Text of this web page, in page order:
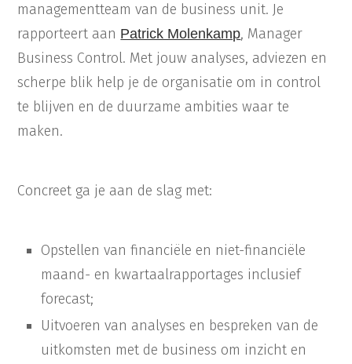
managementteam van de business unit. Je
rapporteert aan Patrick Molenkamp, Manager
Business Control. Met jouw analyses, adviezen en
scherpe blik help je de organisatie om in control
te blijven en de duurzame ambities waar te
maken.
Concreet ga je aan de slag met:
Opstellen van financiële en niet-financiële
maand- en kwartaalrapportages inclusief
forecast;
Uitvoeren van analyses en bespreken van de
uitkomsten met de business om inzicht en